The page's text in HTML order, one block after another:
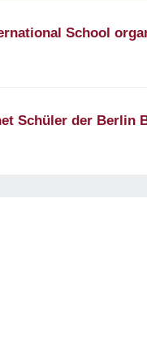
School
Schüler der Berlin